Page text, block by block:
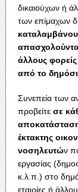
δικαιούχων ή
των επίμαχων
άλλους
από το
Συνεπεία των
προβείτε σε
αποκατάσταση
έκτακτης
νοσηλευτών
εργασίας
κ.λ.π.) στο
εταιρίες ή